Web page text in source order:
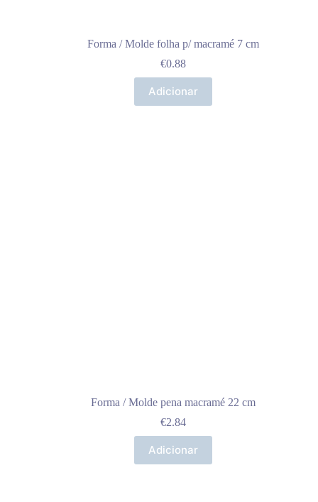
Forma / Molde folha p/ macramé 7 cm
€0.88
Adicionar
Forma / Molde pena macramé 22 cm
€2.84
Adicionar